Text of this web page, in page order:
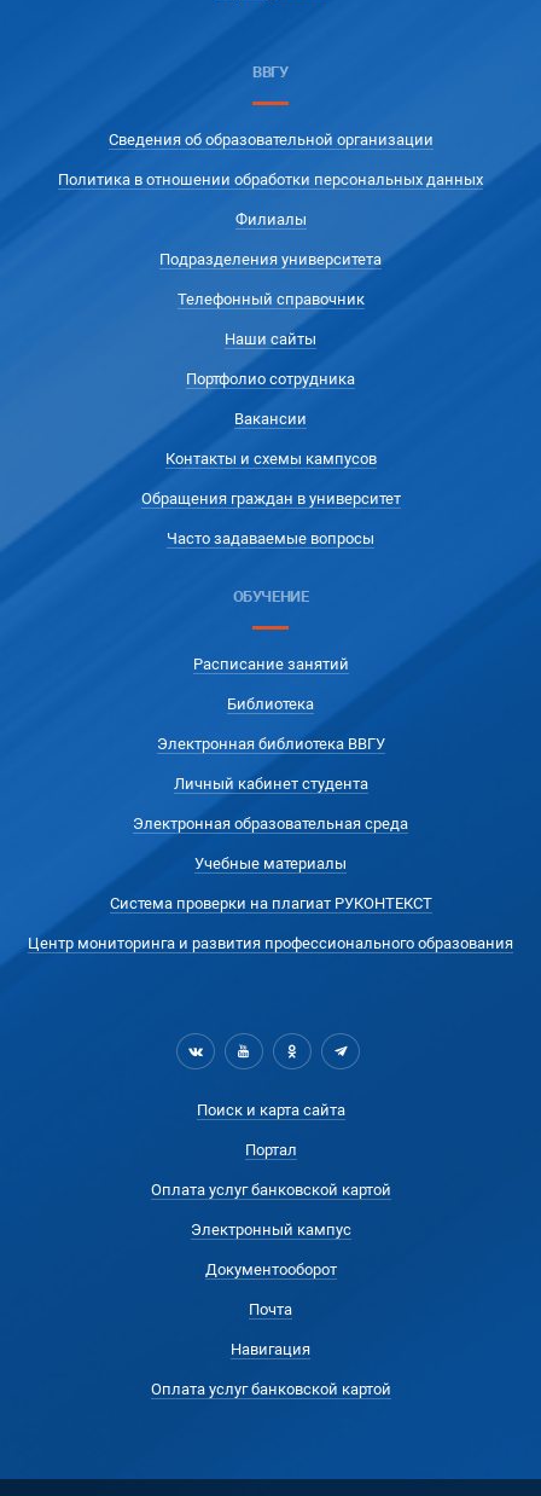
ВВГУ
Сведения об образовательной организации
Политика в отношении обработки персональных данных
Филиалы
Подразделения университета
Телефонный справочник
Наши сайты
Портфолио сотрудника
Вакансии
Контакты и схемы кампусов
Обращения граждан в университет
Часто задаваемые вопросы
ОБУЧЕНИЕ
Расписание занятий
Библиотека
Электронная библиотека ВВГУ
Личный кабинет студента
Электронная образовательная среда
Учебные материалы
Система проверки на плагиат РУКОНТЕКСТ
Центр мониторинга и развития профессионального образования
Поиск и карта сайта
Портал
Оплата услуг банковской картой
Электронный кампус
Документооборот
Почта
Навигация
Оплата услуг банковской картой